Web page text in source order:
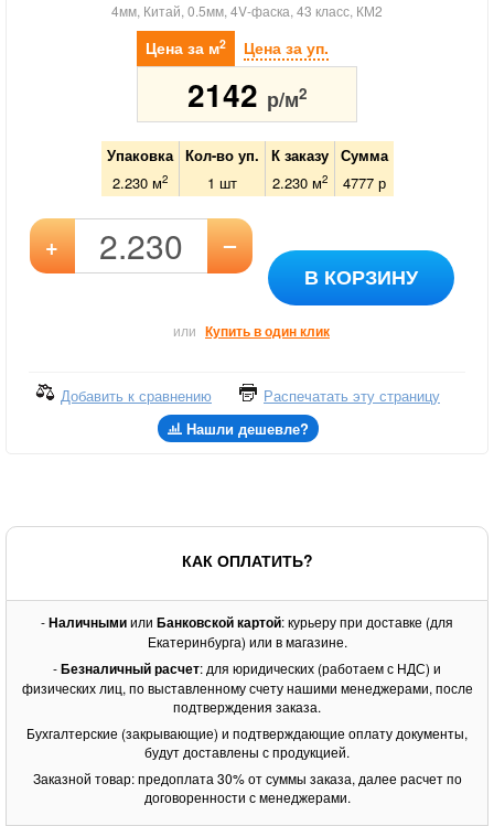
4мм, Китай, 0.5мм, 4V-фаска, 43 класс, КМ2
Цена за м2 Цена за уп.
2142 р/м2
Упаковка Кол-во уп. К заказу
Сумма
2.230 м2 1 шт 2.230м2 4777р
+ –
В КОРЗИНУ
или Купить в один клик
Добавить к сравнению
Распечатать эту страницу
Нашли дешевле?
КАК ОПЛАТИТЬ?
-Наличнымиили Банковской картой: курьеру при доставке (для
Екатеринбурга) или в магазине.
-Безналичный расчет: для юридических (работаем с НДС) и
физических лиц, по выставленному счету нашими менеджерами, после
подтверждения заказа.
Бухгалтерские (закрывающие) и подтверждающие оплату документы,
будут доставлены с продукцией.
Заказной товар: предоплата 30% от суммы заказа, далее расчет по
договоренности с менеджерами.